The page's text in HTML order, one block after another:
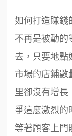
如何打造賺錢
不再是被動的
去，只要地點
市場的店鋪數
里卻沒有增
爭這麼激烈的
等著顧客上門